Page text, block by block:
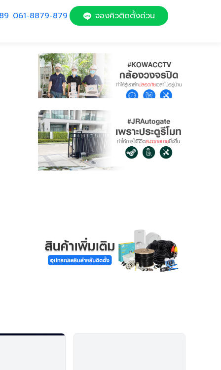
061-8879-879 จองคิวติดตั้งด่วน